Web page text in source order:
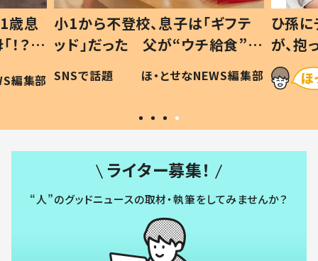
歳息
？」
編集部
小1から不登校、息子は「ギフテ
ッド」だった 父が“ウチ給食”を
作り続ける理由とは #令和の親
#令和の子
SNSで話題 ほ・とせなNEWS編集部
ひ孫
が、
「涙が
い」
ライター募集！
“人”のグッドニュースの取材・執筆をしてみませんか？